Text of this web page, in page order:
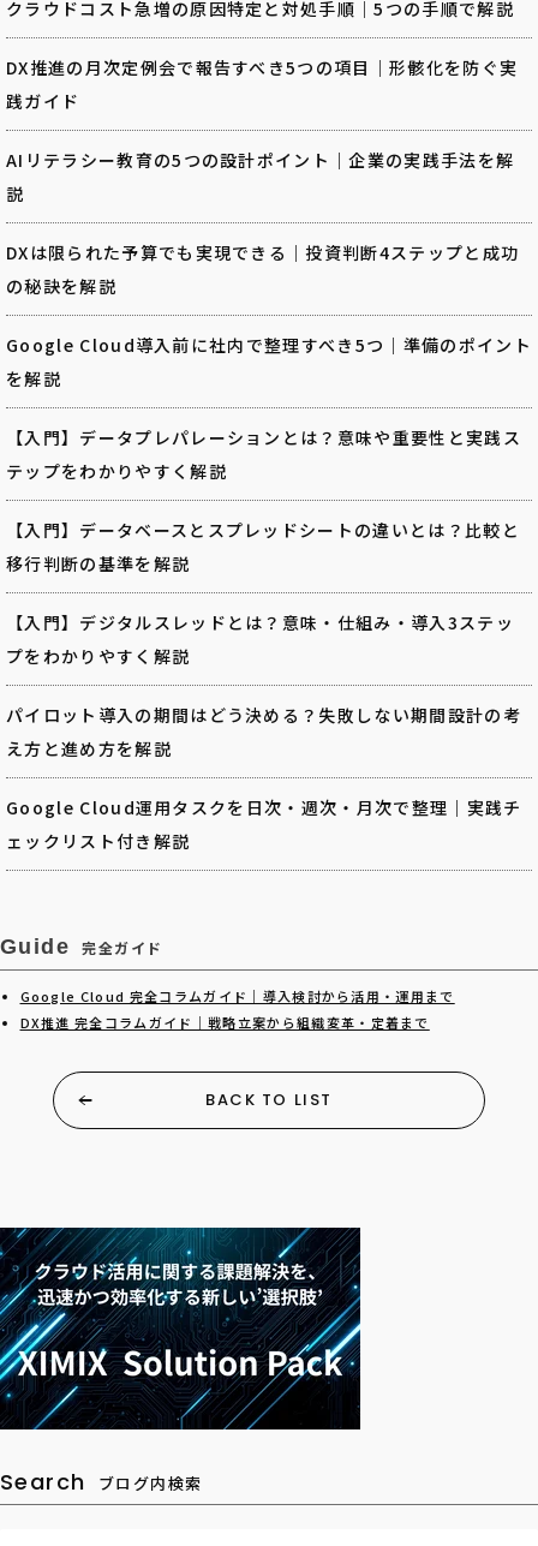
クラウドコスト急増の原因特定と対処手順｜5つの手順で解説
DX推進の月次定例会で報告すべき5つの項目｜形骸化を防ぐ実
践ガイド
AIリテラシー教育の5つの設計ポイント｜企業の実践手法を解
説
DXは限られた予算でも実現できる｜投資判断4ステップと成功
の秘訣を解説
Google Cloud導入前に社内で整理すべき5つ｜準備のポイント
を解説
【入門】データプレパレーションとは？意味や重要性と実践ス
テップをわかりやすく解説
【入門】データベースとスプレッドシートの違いとは？比較と
移行判断の基準を解説
【入門】デジタルスレッドとは？意味・仕組み・導入3ステッ
プをわかりやすく解説
パイロット導入の期間はどう決める？失敗しない期間設計の考
え方と進め方を解説
Google Cloud運用タスクを日次・週次・月次で整理｜実践チ
ェックリスト付き解説
Guide 完全ガイド
Google Cloud 完全コラムガイド｜導入検討から活用・運用まで
DX推進 完全コラムガイド｜戦略立案から組織変革・定着まで
BACK TO LIST
Search ブログ内検索